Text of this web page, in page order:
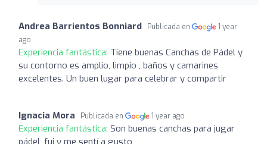
Andrea Barrientos Bonniard Publicada en
1 year
ago
Experiencia fantástica: Tiene buenas Canchas de Pádel y
su contorno es amplio, limpio , baños y camarines
excelentes. Un buen lugar para celebrar y compartir
Ignacia Mora Publicada en 1 year ago
Experiencia fantástica: Son buenas canchas para jugar
pádel, fui y me sentí a gusto